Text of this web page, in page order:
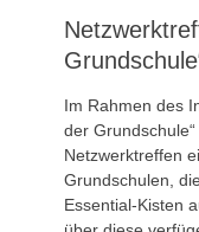
Im Rahmen des
der
Netzwerktreffen
Grundschulen,
Essential-Kisten